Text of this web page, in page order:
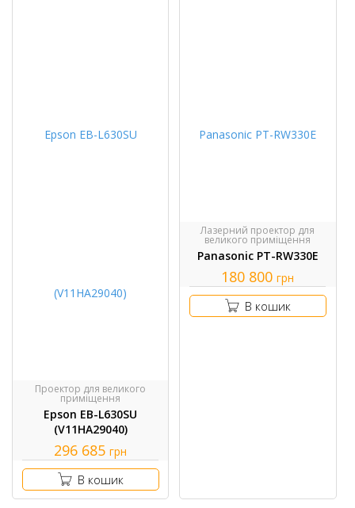
Проектор для великого
приміщення
Epson EB-L630SU
(V11HA29040)
296 685 грн
В кошик
Лазерний проектор для
великого приміщення
Panasonic PT-RW330E
180 800 грн
В кошик